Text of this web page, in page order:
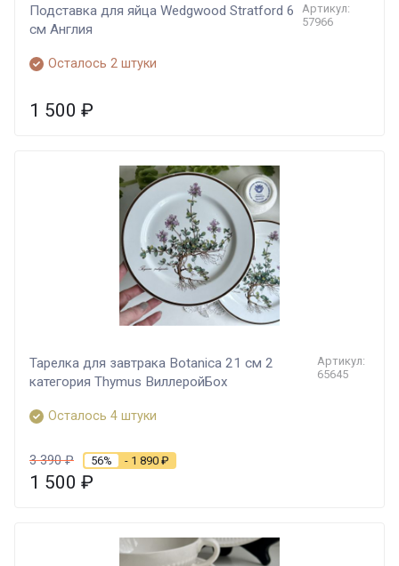
Подставка для яйца Wedgwood Stratford 6
cм Англия
Артикул:
57966
Осталось 2 штуки
1 500 ₽
Тарелка для завтрака Botanica 21 см 2
категория Thymus ВиллеройБох
Артикул:
65645
Осталось 4 штуки
3 390₽ 56% - 1 890 ₽
1 500 ₽